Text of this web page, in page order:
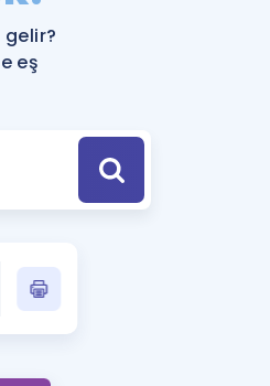
Hazırlananlar için Öneriler
Özel Fırsatlar
Tüm Sınavlarla İlgili Haberler
ve Konu Anlatımı
eş